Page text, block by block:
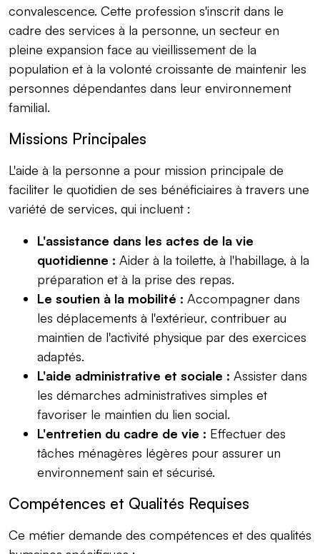
convalescence. Cette profession s'inscrit dans le
cadre des services à la personne, un secteur en
pleine expansion face au vieillissement de la
population et à la volonté croissante de maintenir les
personnes dépendantes dans leur environnement
familial.
Missions Principales
L'aide à la personne a pour mission principale de
faciliter le quotidien de ses bénéficiaires à travers une
variété de services, qui incluent :
L'assistance dans les actes de la vie
quotidienne : Aider à la toilette, à l'habillage, à la
préparation et à la prise des repas.
Le soutien à la mobilité : Accompagner dans
les déplacements à l'extérieur, contribuer au
maintien de l'activité physique par des exercices
adaptés.
L'aide administrative et sociale : Assister dans
les démarches administratives simples et
favoriser le maintien du lien social.
L'entretien du cadre de vie : Effectuer des
tâches ménagères légères pour assurer un
environnement sain et sécurisé.
Compétences et Qualités Requises
Ce métier demande des compétences et des qualités